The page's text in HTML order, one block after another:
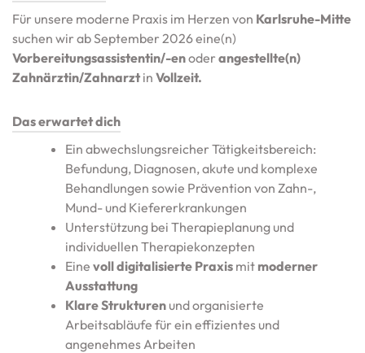
Für unsere moderne Praxis im Herzen von Karlsruhe-Mitte
suchen wir ab September 2026 eine(n)
Vorbereitungsassistentin/-enoder angestellte(n)
Zahnärztin/Zahnarzt in Vollzeit.
Das erwartet dich
Ein abwechslungsreicher Tätigkeitsbereich:
Befundung, Diagnosen, akute und komplexe
Behandlungen sowie Prävention von Zahn-,
Mund- und Kiefererkrankungen
Unterstützung bei Therapieplanung und
individuellen Therapiekonzepten
Eine voll digitalisierte Praxis mit moderner
Ausstattung
Klare Strukturen und organisierte
Arbeitsabläufe für ein effizientes und
angenehmes Arbeiten